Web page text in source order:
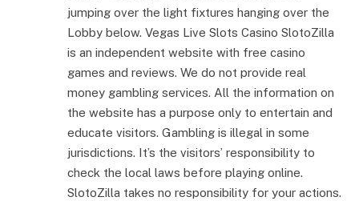
jumping over the light fixtures hanging over the
Lobby below. Vegas Live Slots Casino SlotoZilla
is an independent website with free casino
games and reviews. We do not provide real
money gambling services. All the information on
the website has a purpose only to entertain and
educate visitors. Gambling is illegal in some
jurisdictions. It’s the visitors’ responsibility to
check the local laws before playing online.
SlotoZilla takes no responsibility for your actions.